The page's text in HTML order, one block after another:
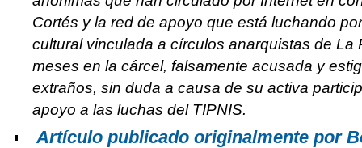
Cortés y la red de apoyo que está luchando
cultural vinculada a círculos anarquistas de La
meses en la cárcel, falsamente acusada y
extraños, sin duda a causa de su activa
apoyo a las luchas del TIPNIS.
Artículo publicado originalmente por